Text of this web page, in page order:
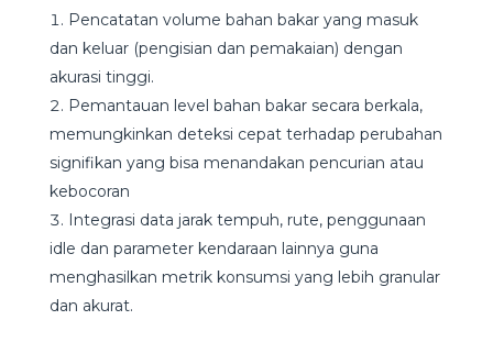
Pencatatan volume bahan bakar yang masuk
dan keluar (pengisian dan pemakaian) dengan
akurasi tinggi.
Pemantauan level bahan bakar secara berkala,
memungkinkan deteksi cepat terhadap perubahan
signifikan yang bisa menandakan pencurian atau
kebocoran
Integrasi data jarak tempuh, rute, penggunaan
idle dan parameter kendaraan lainnya guna
menghasilkan metrik konsumsi yang lebih granular
dan akurat.